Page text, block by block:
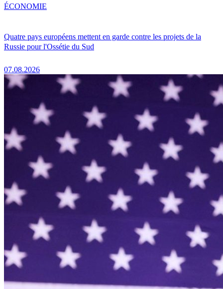
Quatre pays européens mettent en garde contre les projets de la
Russie pour l'Ossétie du Sud
07.08.2026
ÉCONOMIE